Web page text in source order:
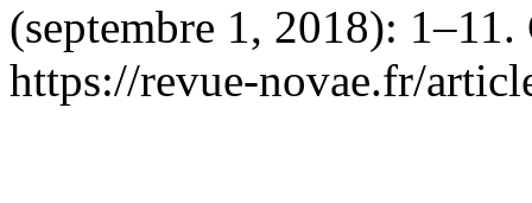
(septembre 1, 2018):
https://revue-novae.fr/